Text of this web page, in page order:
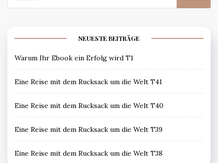
for:
NEUESTE BEITRÄGE
Warum Ihr Ebook ein Erfolg wird T1
Eine Reise mit dem Rucksack um die Welt T41
Eine Reise mit dem Rucksack um die Welt T40
Eine Reise mit dem Rucksack um die Welt T39
Eine Reise mit dem Rucksack um die Welt T38